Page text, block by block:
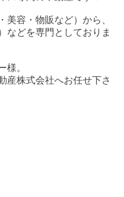
美容・物販など）から、
などを専門としておりま
様。
産株式会社へお任せ下さ